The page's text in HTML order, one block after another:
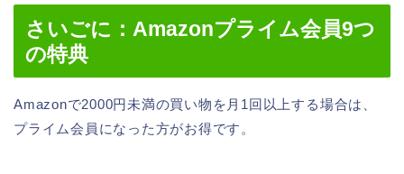
さいごに：Amazonプライム会員9つ
の特典
Amazonで2000円未満の買い物を月1回以上する場合は、
プライム会員になった方がお得です。